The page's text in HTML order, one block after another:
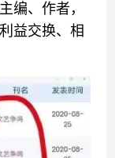
编、作者，
益交换、相